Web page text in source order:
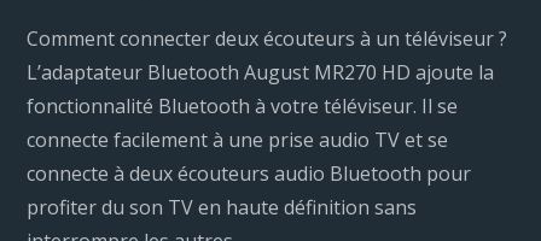
Comment connecter deux écouteurs à un téléviseur ?
L’adaptateur Bluetooth August MR270 HD ajoute la
fonctionnalité Bluetooth à votre téléviseur. Il se
connecte facilement à une prise audio TV et se
connecte à deux écouteurs audio Bluetooth pour
profiter du son TV en haute définition sans